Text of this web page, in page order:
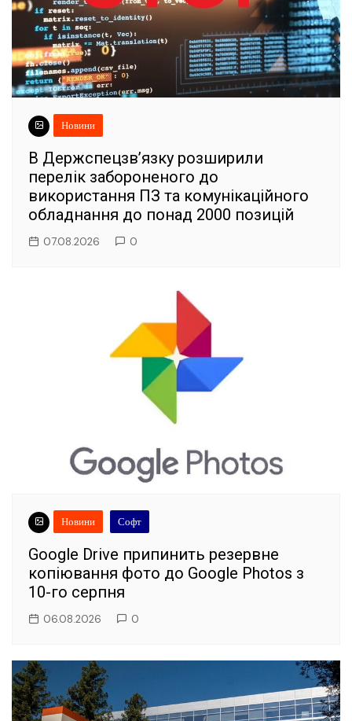
Новини
В Держспецзв’язку розширили
перелік забороненого до
використання ПЗ та комунікаційного
обладнання до понад 2000 позицій
07.08.2026 0
Новини Софт
Google Drive припинить резервне
копіювання фото до Google Photos з
10-го серпня
06.08.2026 0